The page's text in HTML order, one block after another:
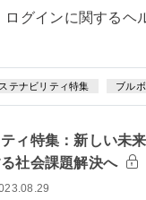
ログインに関するヘ
テナビリティ特集 ブル
ィ特集：新しい未来
社会課題解決へ